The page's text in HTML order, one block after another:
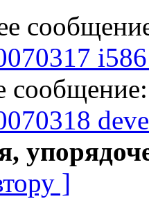
]